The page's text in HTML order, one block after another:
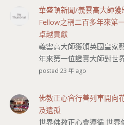
華盛頓新聞/義雲高大師
Fellow之稱二百多年來第
卓越貢獻
義雲高大師獲頒英國皇家
年來第一位證實大師對世
posted 23 年 ago
佛教正心會行善列車開向
及遺孤
世界佛教正心會遵循 世界